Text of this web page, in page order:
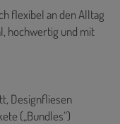
flexibel an den Alltag
hochwertig und mit
Designfliesen
(„Bundles“)